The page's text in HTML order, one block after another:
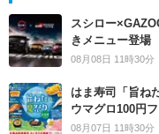
スシロー
きメニュー登場
08月08日 11時30分
はま寿司「旨ね
ウマグロ100円
08月07日 11時30分